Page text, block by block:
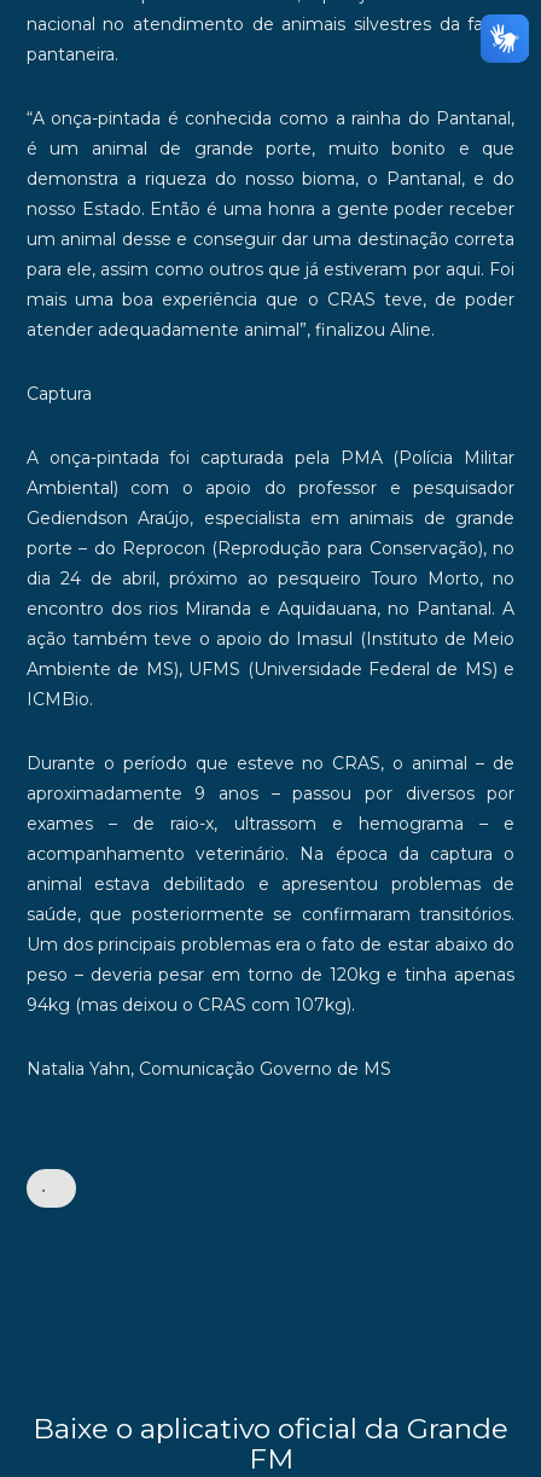
nacional no atendimento de animais silvestres da fauna
pantaneira.
“A onça-pintada é conhecida como a rainha do Pantanal,
é um animal de grande porte, muito bonito e que
demonstra a riqueza do nosso bioma, o Pantanal, e do
nosso Estado. Então é uma honra a gente poder receber
um animal desse e conseguir dar uma destinação correta
para ele, assim como outros que já estiveram por aqui. Foi
mais uma boa experiência que o CRAS teve, de poder
atender adequadamente animal”, finalizou Aline.
Captura
A onça-pintada foi capturada pela PMA (Polícia Militar
Ambiental) com o apoio do professor e pesquisador
Gediendson Araújo, especialista em animais de grande
porte – do Reprocon (Reprodução para Conservação), no
dia 24 de abril, próximo ao pesqueiro Touro Morto, no
encontro dos rios Miranda e Aquidauana, no Pantanal. A
ação também teve o apoio do Imasul (Instituto de Meio
Ambiente de MS), UFMS (Universidade Federal de MS) e
ICMBio.
Durante o período que esteve no CRAS, o animal – de
aproximadamente 9 anos – passou por diversos por
exames – de raio-x, ultrassom e hemograma – e
acompanhamento veterinário. Na época da captura o
animal estava debilitado e apresentou problemas de
saúde, que posteriormente se confirmaram transitórios.
Um dos principais problemas era o fato de estar abaixo do
peso – deveria pesar em torno de 120kg e tinha apenas
94kg (mas deixou o CRAS com 107kg).
Natalia Yahn, Comunicação Governo de MS
•
Baixe o aplicativo oficial da Grande
FM